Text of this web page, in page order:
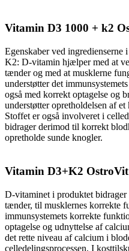
Vitamin D3 1000 + k2
Egenskaber ved
K2: D-vitamin hjælper med at
tænder og med at musklerne
understøtter det
også med korrekt optagelse og
understøtter opretholdelsen af
Stoffet er også involveret i
bidrager derimod til korrekt
opretholde sunde knogler.
Vitamin D3+K2
D-vitaminet i produktet
tænder, til musklernes korrekte
immunsystemets korrekte
optagelse og udnyttelse af
det rette niveau af calcium i
celledelingsprocessen. I